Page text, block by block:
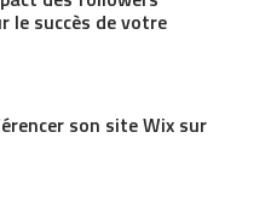
le succès de votre
son site Wix sur